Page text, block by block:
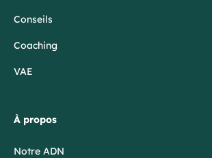
Conseils
Coaching
VAE
À propos
Notre ADN